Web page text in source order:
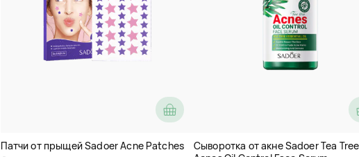
Патчи от прыщей Sadoer Acne Patches
Сыворотка от акне Sadoer Tea Tree